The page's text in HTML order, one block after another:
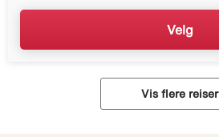
Velg
Vis flere reiser